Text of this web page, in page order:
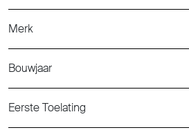
Merk
Bouwjaar
Eerste Toelating